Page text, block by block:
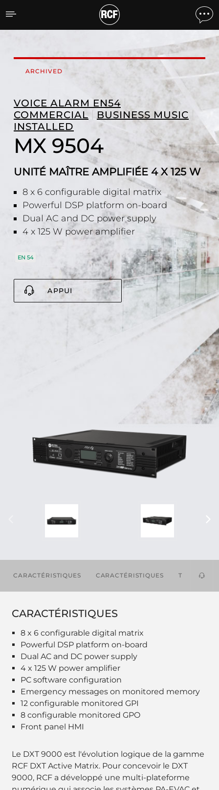
MX 9504 UNITÉ MAÎTRE
ARCHIVED
VOICE ALARM EN54
COMMERCIAL
BUSINESS MUSIC
INSTALLED
MX 9504
UNITÉ MAÎTRE AMPLIFIÉE 4 X 125 W
8 x 6 configurable digital matrix
Powerful DSP platform on-board
Dual AC and DC power supply
4 x 125 W power amplifier
EN 54
APPUI
CARACTÉRISTIQUES CARACTÉRISTIQUES
CARACTÉRISTIQUES
8 x 6 configurable digital matrix
Powerful DSP platform on-board
Dual AC and DC power supply
4 x 125 W power amplifier
PC software configuration
Emergency messages on monitored memory
12 configurable monitored GPI
8 configurable monitored GPO
Front panel HMI
Le DXT 9000 est l'évolution logique de la gamme
RCF DXT Active Matrix. Pour concevoir le DXT
9000, RCF a développé une multi-plateforme